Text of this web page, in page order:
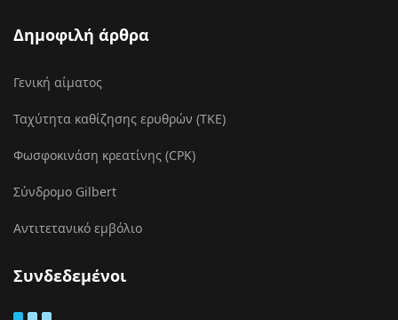
Δημοφιλή άρθρα
Γενική αίματος
Ταχύτητα καθίζησης ερυθρών (ΤΚΕ)
Φωσφοκινάση κρεατίνης (CPK)
Σύνδρομο Gilbert
Αντιτετανικό εμβόλιο
Συνδεδεμένοι